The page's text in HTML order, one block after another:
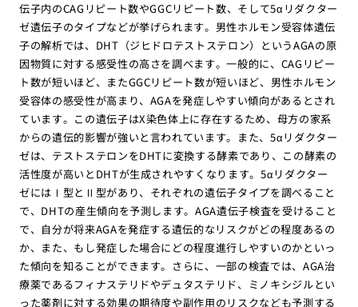
伝子内のCAGリピート数やGGCリピート数、そして5αリダクター
ゼ遺伝子のタイプなどが挙げられます。男性ホルモン受容体遺伝
子の解析では、DHT（ジヒドロテストステロン）というAGAの原
因物質に対する感受性の高さを調べます。一般的に、CAGリピー
ト数が短いほど、またGGCリピート数が短いほど、男性ホルモン
受容体の感受性が高まり、AGAを発症しやすい傾向があるとされ
ています。この遺伝子はX染色体上に存在するため、母方の家系
からの遺伝的影響が強いと言われています。また、5αリダクター
ゼは、テストステロンをDHTに変換する酵素であり、この酵素の
活性度が高いとDHTが生成されやすくなります。5αリダクター
ゼにはⅠ型とⅡ型があり、それぞれの遺伝子タイプを調べること
で、DHTの産生傾向を予測します。AGA遺伝子検査を受けること
で、自分が将来AGAを発症する遺伝的なリスクがどの程度あるの
か、また、もし発症した場合にどの程度進行しやすいのかといっ
た傾向を知ることができます。さらに、一部の検査では、AGA治
療薬であるフィナステリドやデュタステリド、ミノキシジルとい
った薬剤に対する効果の期待度や副作用のリスクなども予測する